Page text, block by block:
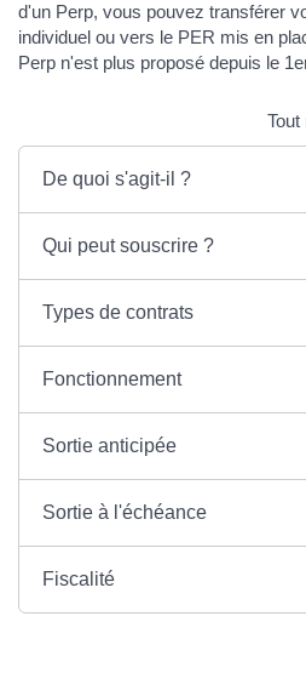
d'un Perp, vous pouvez transférer
individuel ou vers le PER mis en
Perp n'est plus proposé depuis le
Tout
De quoi s'agit-il ?
Qui peut souscrire ?
Types de contrats
Fonctionnement
Sortie anticipée
Sortie à l'échéance
Fiscalité